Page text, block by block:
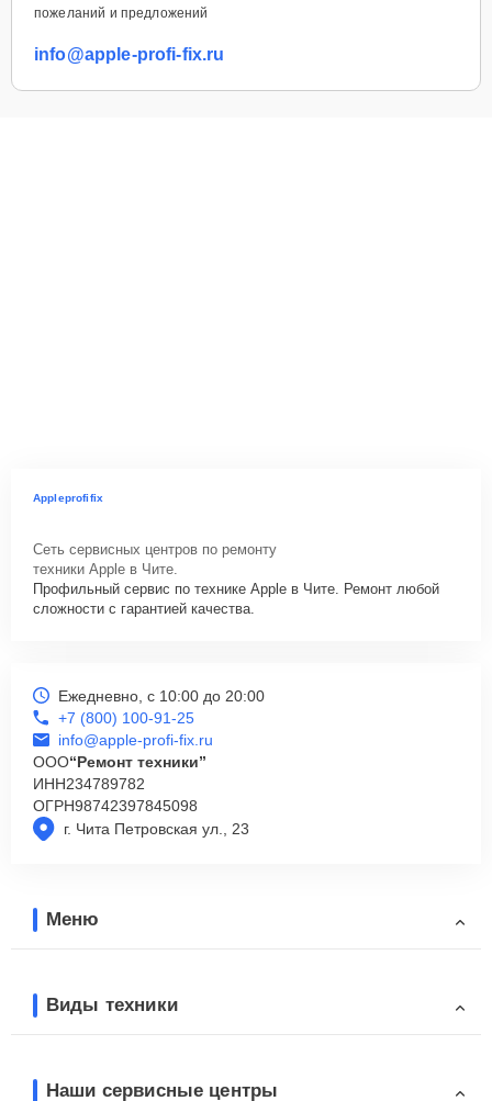
пожеланий и предложений
info@apple-profi-fix.ru
Appleprofifix
Сеть сервисных центров по ремонту
техники Apple в Чите.
Профильный сервис по технике Apple в Чите. Ремонт любой
сложности с гарантией качества.
г. Чита Петровская ул., 23
Ежедневно, с 10:00 до 20:00
+7 (800) 100-91-25
info@apple-profi-fix.ru
ООО“Ремонт техники”
ИНН234789782
ОГРН98742397845098
Меню
Виды техники
Наши сервисные центры